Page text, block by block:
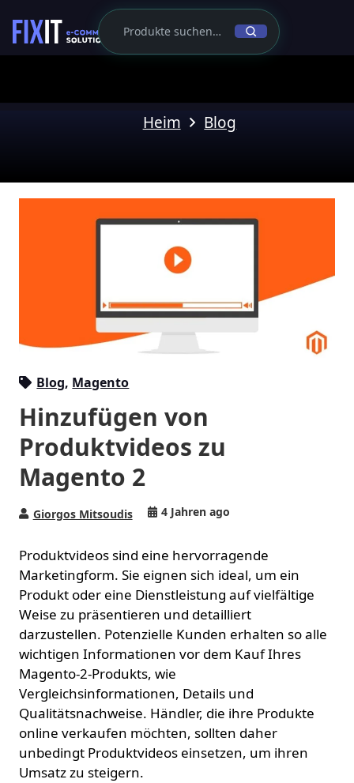
Heim Blog
Blog, Magento
Hinzufügen von
Produktvideos zu
Magento 2
Giorgos Mitsoudis 4 Jahren ago
Produktvideos sind eine hervorragende
Marketingform. Sie eignen sich ideal, um ein
Produkt oder eine Dienstleistung auf vielfältige
Weise zu präsentieren und detailliert
darzustellen. Potenzielle Kunden erhalten so alle
wichtigen Informationen vor dem Kauf Ihres
Magento-2-Produkts, wie
Vergleichsinformationen, Details und
Qualitätsnachweise. Händler, die ihre Produkte
online verkaufen möchten, sollten daher
unbedingt Produktvideos einsetzen, um ihren
Umsatz zu steigern.